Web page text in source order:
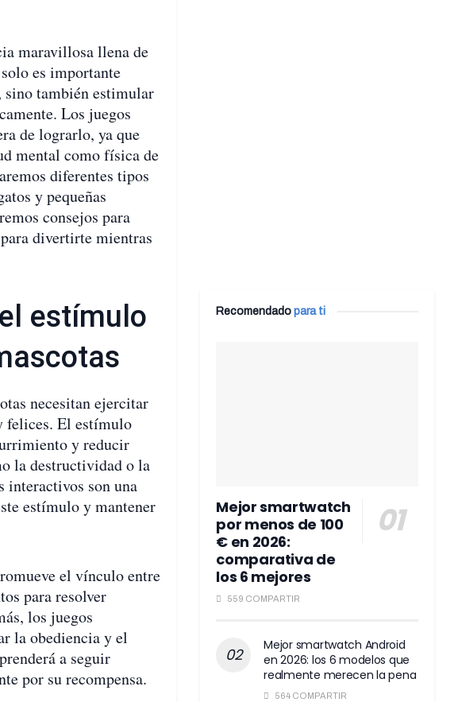
maravillosa llena de
es importante
también estimular
Los juegos
de lograrlo, ya que
mental como física de
diferentes tipos
y pequeñas
consejos para
divertirte mientras
estímulo
necesitan ejercitar
felices. El estímulo
y reducir
la destructividad o la
interactivos son una
estímulo y mantener
el vínculo entre
para resolver
los juegos
la obediencia y el
a seguir
por su recompensa.
Recomendadopara ti
Mejor smartwatch
por menos de 100
€ en 2026:
comparativa de
los 6 mejores
559 COMPARTIR
Mejor smartwatch Android
en 2026: los 6 modelos que
realmente merecen la pena
564 COMPARTIR